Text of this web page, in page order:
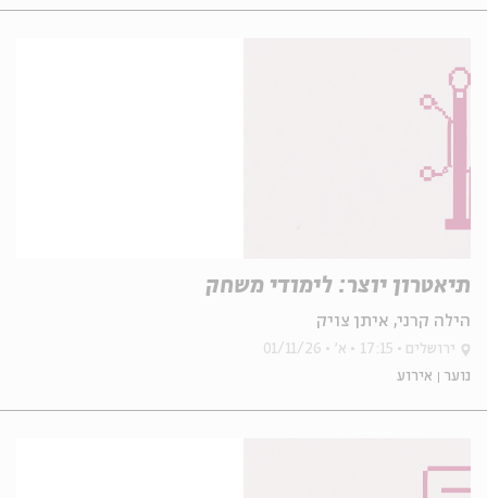
תיאטרון יוצר: לימודי משחק
הילה קרני, איתן צויק
נוער אירוע
ירושלים 17:15 א' 01/11/26